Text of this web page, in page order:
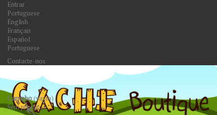
Entrar
Portuguese
English
Français
Español
Portuguese
Contacte-nos
Carrinho(vazio)
Sem produtos